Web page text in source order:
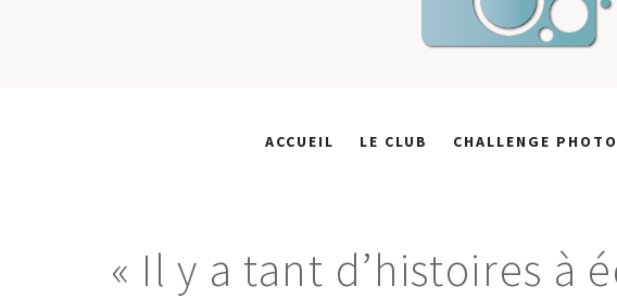
ACCUEIL LE CLUB CHALLENGE
« Il y a tant d’histoires à